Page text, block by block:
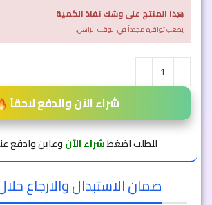
هذا المنتج على وشك نفاذ الكمية
يصعب توافره مجدداً في الوقت الراهن.
×
شراء الآن والدفع لاحقاً
للطلب اضغطشراء الآنوعاين وادفع
ضمان الاستبدال والارجاع خلال 14